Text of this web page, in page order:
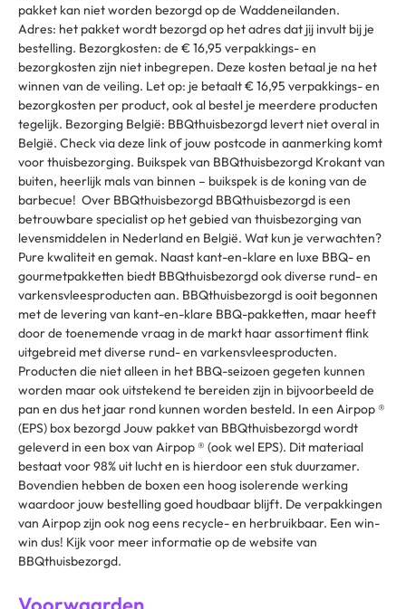
pakket kan niet worden bezorgd op de Waddeneilanden.
Adres: het pakket wordt bezorgd op het adres dat jij invult bij je
bestelling. Bezorgkosten: de € 16,95 verpakkings- en
bezorgkosten zijn niet inbegrepen. Deze kosten betaal je na het
winnen van de veiling. Let op: je betaalt € 16,95 verpakkings- en
bezorgkosten per product, ook al bestel je meerdere producten
tegelijk. Bezorging België: BBQthuisbezorgd levert niet overal in
België. Check via deze link of jouw postcode in aanmerking komt
voor thuisbezorging. Buikspek van BBQthuisbezorgd Krokant van
buiten, heerlijk mals van binnen – buikspek is de koning van de
barbecue! Over BBQthuisbezorgd BBQthuisbezorgd is een
betrouwbare specialist op het gebied van thuisbezorging van
levensmiddelen in Nederland en België. Wat kun je verwachten?
Pure kwaliteit en gemak. Naast kant-en-klare en luxe BBQ- en
gourmetpakketten biedt BBQthuisbezorgd ook diverse rund- en
varkensvleesproducten aan. BBQthuisbezorgd is ooit begonnen
met de levering van kant-en-klare BBQ-pakketten, maar heeft
door de toenemende vraag in de markt haar assortiment flink
uitgebreid met diverse rund- en varkensvleesproducten.
Producten die niet alleen in het BBQ-seizoen gegeten kunnen
worden maar ook uitstekend te bereiden zijn in bijvoorbeeld de
pan en dus het jaar rond kunnen worden besteld. In een Airpop ®
(EPS) box bezorgd ‌Jouw pakket van BBQthuisbezorgd wordt
geleverd in een box van Airpop ® (ook wel EPS). Dit materiaal
bestaat voor 98% uit lucht en is hierdoor een stuk duurzamer.
Bovendien hebben de boxen een hoog isolerende werking
waardoor jouw bestelling goed houdbaar blijft. De verpakkingen
van Airpop zijn ook nog eens recycle- en herbruikbaar. Een win-
win dus! Kijk voor meer informatie op de website van
BBQthuisbezorgd.